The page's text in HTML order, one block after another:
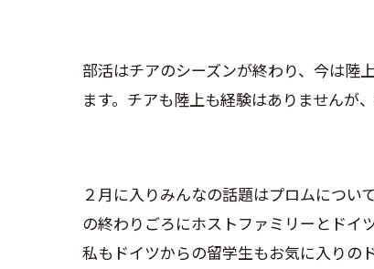
部活はチアのシーズンが終わり、今は陸
ます。チアも陸上も経験はありませんが
２月に入りみんなの話題はプロムについ
の終わりごろにホストファミリーとドイ
私もドイツからの留学生もお気に入りの